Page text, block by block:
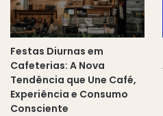
Festas Diurnas em
Cafeterias: A Nova
Tendência que Une Café,
Experiência e Consumo
Consciente